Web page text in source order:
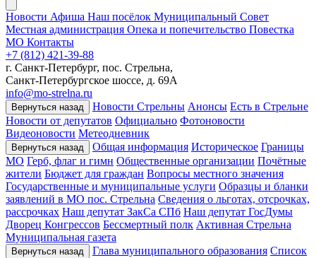
Новости Афиша Наш посёлок Муниципальный Совет
Местная администрация Опека и попечительство Повестка
МО Контакты
+7 (812) 421-39-88
г. Санкт-Петербург, пос. Стрельна,
Санкт-Петербургское шоссе, д. 69А
info@mo-strelna.ru
Вернуться назад Новости Стрельны Анонсы Есть в Стрельне
Новости от депутатов Официально Фотоновости
Видеоновости Метеодневник
Вернуться назад Общая информация Историческое Границы
МО Герб, флаг и гимн Общественные организации Почётные
жители Бюджет для граждан Вопросы местного значения
Государственные и муниципальные услуги Образцы и бланки
заявлений в МО пос. Стрельна Сведения о льготах, отсрочках,
рассрочках Наш депутат ЗакСа СПб Наш депутат ГосДумы
Дворец Конгрессов Бессмертный полк Активная Стрельна
Муниципальная газета
Вернуться назад Глава муниципального образования Список